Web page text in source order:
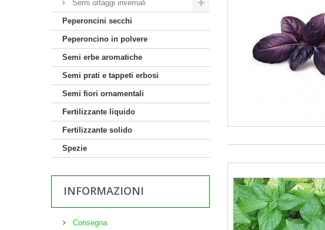
Semi ortaggi invernali
Peperoncini secchi
Peperoncino in polvere
Semi erbe aromatiche
Semi prati e tappeti erbosi
Semi fiori ornamentali
Fertilizzante liquido
Fertilizzante solido
Spezie
INFORMAZIONI
Consegna